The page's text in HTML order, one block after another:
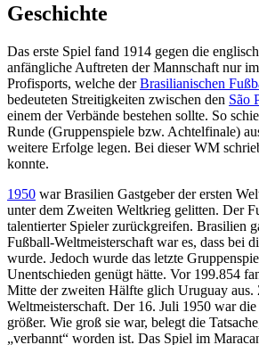
Geschichte
Das erste Spiel fand 1914 gegen die
anfängliche Auftreten der Mannschaft nur
Profisports, welche derBrasilianischen
bedeuteten Streitigkeiten zwischen den São
einem der Verbände bestehen sollte. So
Runde (Gruppenspiele bzw. Achtelfinale)
weitere Erfolge legen. Bei dieser WM
konnte.
1950 war Brasilien Gastgeber der ersten
unter dem Zweiten Weltkrieg gelitten. Der
talentierter Spieler zurückgreifen. Brasilien
Fußball-Weltmeisterschaft war es, dass bei
wurde. Jedoch wurde das letzte
Unentschieden genügt hätte. Vor 199.854
Mitte der zweiten Hälfte glich Uruguay aus.
Weltmeisterschaft. Der 16. Juli 1950 war
größer. Wie groß sie war, belegt die
„verbannt“ worden ist. Das Spiel im